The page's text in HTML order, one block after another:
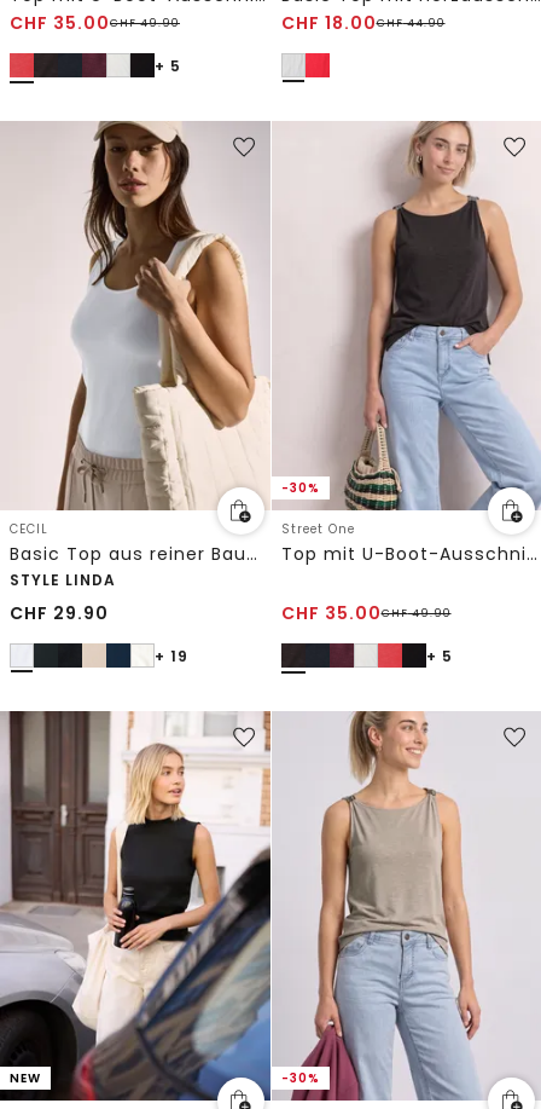
CHF 35.00CHF49.90
+ 5
CHF 18.00CHF44.90
CECIL
Basic Top aus reiner Baumwolle
STYLE LINDA
CHF 29.90
+ 19
-30%
Street One
Top mit U-Boot-Ausschnitt und Schulterdetail
CHF 35.00CHF49.90
+ 5
NEW -30%